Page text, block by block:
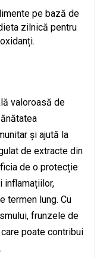
pe bază de
zilnică pentru
valoroasă de
și ajută la
de extracte din
de o protecție
inflamațiilor,
termen lung. Cu
frunzele de
poate contribui